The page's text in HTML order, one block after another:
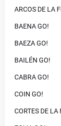
ARCOS DE LA
BAENA GO!
BAEZA GO!
BAILÉN GO!
CABRA GO!
COIN GO!
CORTES DE